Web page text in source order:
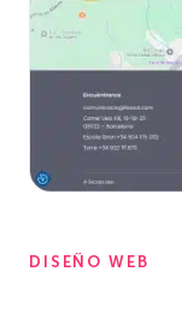
DISEÑO WEB